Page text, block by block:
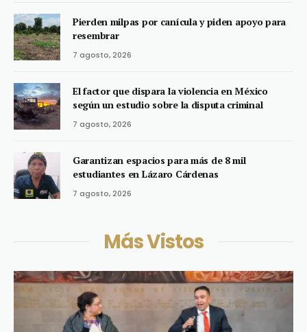
Pierden milpas por canícula y piden apoyo para
resembrar
7 agosto, 2026
El factor que dispara la violencia en México
según un estudio sobre la disputa criminal
7 agosto, 2026
Garantizan espacios para más de 8 mil
estudiantes en Lázaro Cárdenas
7 agosto, 2026
Más Vistos